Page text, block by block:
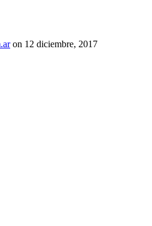
on 12 diciembre, 2017